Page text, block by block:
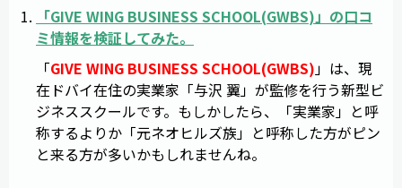
「GIVE WING BUSINESS SCHOOL(GWBS)」の口コ
ミ情報を検証してみた。
「GIVE WING BUSINESS SCHOOL(GWBS) 」は、現
在ドバイ在住の実業家「与沢 翼」が監修を行う新型ビ
ジネススクールです。もしかしたら、「実業家」と呼
称するよりか「元ネオヒルズ族」と呼称した方がピン
と来る方が多いかもしれませんね。